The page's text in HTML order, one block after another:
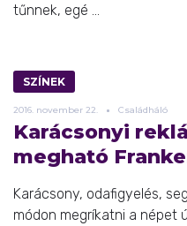
tűnnek, egé ...
SZÍNEK
2016. november 22. Családháló
Karácsonyi
megható
Karácsony, odafigyelés,
módon megríkatni a népet